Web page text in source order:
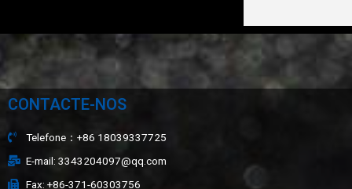
CONTACTE-NOS
Telefone：+86 18039337725
E-mail: 3343204097@qq.com
Fax: +86-371-60303756